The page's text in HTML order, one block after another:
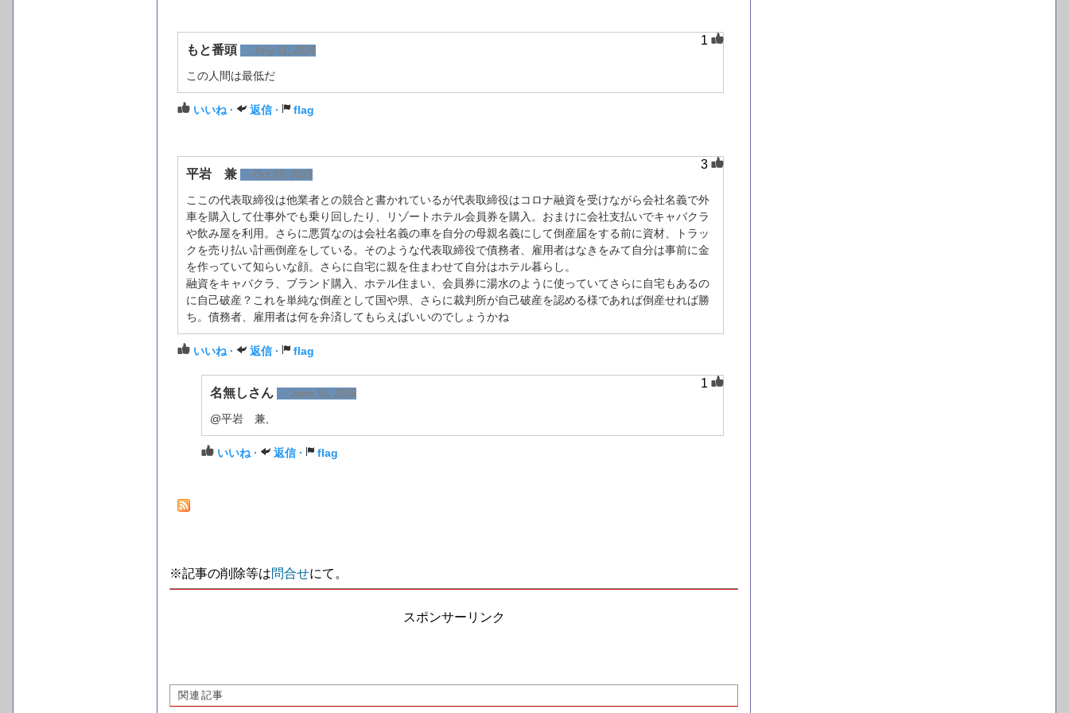
もと番頭 · July 11, 2026
この人間は最低だ
いいね · 返信 · flag
1
平岩 兼 · Oct 29, 2025
ここの代表取締役は他業者との競合と書かれているが代表取締役はコロナ融資を受けながら会社名義で外
車を購入して仕事外でも乗り回したり、リゾートホテル会員券を購入。おまけに会社支払いでキャバクラ
や飲み屋を利用。さらに悪質なのは会社名義の車を自分の母親名義にして倒産届をする前に資材、トラッ
クを売り払い計画倒産をしている。そのような代表取締役で債務者、雇用者はなきをみて自分は事前に金
を作っていて知らいな顔。さらに自宅に親を住まわせて自分はホテル暮らし。
融資をキャバクラ、ブランド購入、ホテル住まい、会員券に湯水のように使っていてさらに自宅もあるの
に自己破産？これを単純な倒産として国や県、さらに裁判所が自己破産を認める様であれば倒産せれば勝
ち。債務者、雇用者は何を弁済してもらえばいいのでしょうかね
いいね · 返信 · flag
3
名無しさん · June 16, 2026
@平岩 兼,
いいね · 返信 · flag
1
※記事の削除等は問合せにて。
スポンサーリンク
関連記事